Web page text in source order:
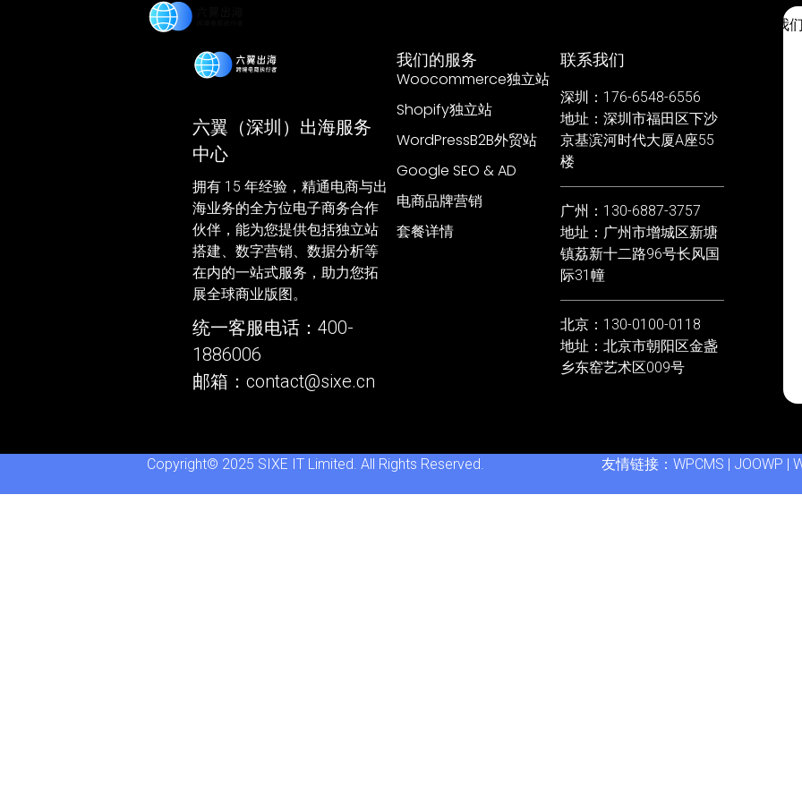
关于我们
六翼（深圳）出海服务
中心
拥有 15 年经验，精通电商与出
海业务的全方位电子商务合作
伙伴，能为您提供包括独立站
搭建、数字营销、数据分析等
在内的一站式服务，助力您拓
展全球商业版图。
统一客服电话：400-
1886006
邮箱： contact@sixe.cn
我们的服务
Woocommerce独立站
Shopify独立站
WordPressB2B外贸站
Google SEO & AD
电商品牌营销
套餐详情
联系我们
深圳：176-6548-6556
地址：深圳市福田区下沙
京基滨河时代大厦A座55
楼
广州：130-6887-3757
地址：广州市增城区新塘
镇荔新十二路96号长风国
际31幢
北京：130-0100-0118
地址：北京市朝阳区金盏
乡东窑艺术区009号
Copyright© 2025 SIXE IT Limited. All Rights Reserved. 友情链接： WPCMS | JOOWP |